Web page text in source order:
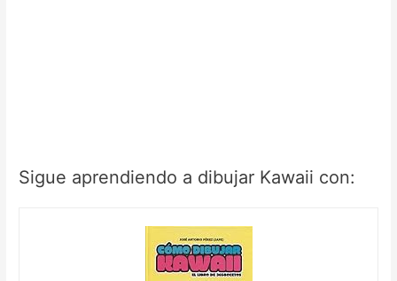
Sigue aprendiendo a dibujar Kawaii con: